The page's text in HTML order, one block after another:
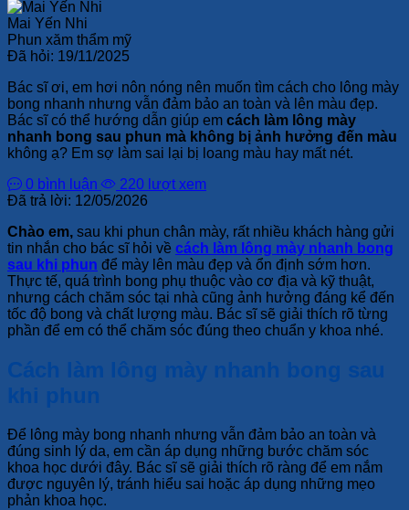
Mai Yến Nhi
Phun xăm thẩm mỹ
Đã hỏi: 19/11/2025
Bác sĩ ơi, em hơi nôn nóng nên muốn tìm cách cho lông mày
bong nhanh nhưng vẫn đảm bảo an toàn và lên màu đẹp.
Bác sĩ có thể hướng dẫn giúp em cách làm lông mày
nhanh bong sau phun mà không bị ảnh hưởng đến màu
không ạ? Em sợ làm sai lại bị loang màu hay mất nét.
0 bình luận
220 lượt xem
Đã trả lời: 12/05/2026
Chào em, sau khi phun chân mày, rất nhiều khách hàng gửi
tin nhắn cho bác sĩ hỏi về cách làm lông mày nhanh bong
sau khi phun để mày lên màu đẹp và ổn định sớm hơn.
Thực tế, quá trình bong phụ thuộc vào cơ địa và kỹ thuật,
nhưng cách chăm sóc tại nhà cũng ảnh hưởng đáng kể đến
tốc độ bong và chất lượng màu. Bác sĩ sẽ giải thích rõ từng
phần để em có thể chăm sóc đúng theo chuẩn y khoa nhé.
Cách làm lông mày nhanh bong sau
khi phun
Để lông mày bong nhanh nhưng vẫn đảm bảo an toàn và
đúng sinh lý da, em cần áp dụng những bước chăm sóc
khoa học dưới đây. Bác sĩ sẽ giải thích rõ ràng để em nắm
được nguyên lý, tránh hiểu sai hoặc áp dụng những mẹo
phản khoa học.